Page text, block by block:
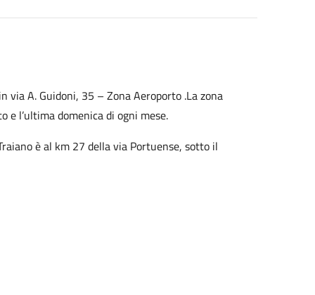
via A. Guidoni, 35 – Zona Aeroporto .La zona
e l’ultima domenica di ogni mese.
è al km 27 della via Portuense, sotto il